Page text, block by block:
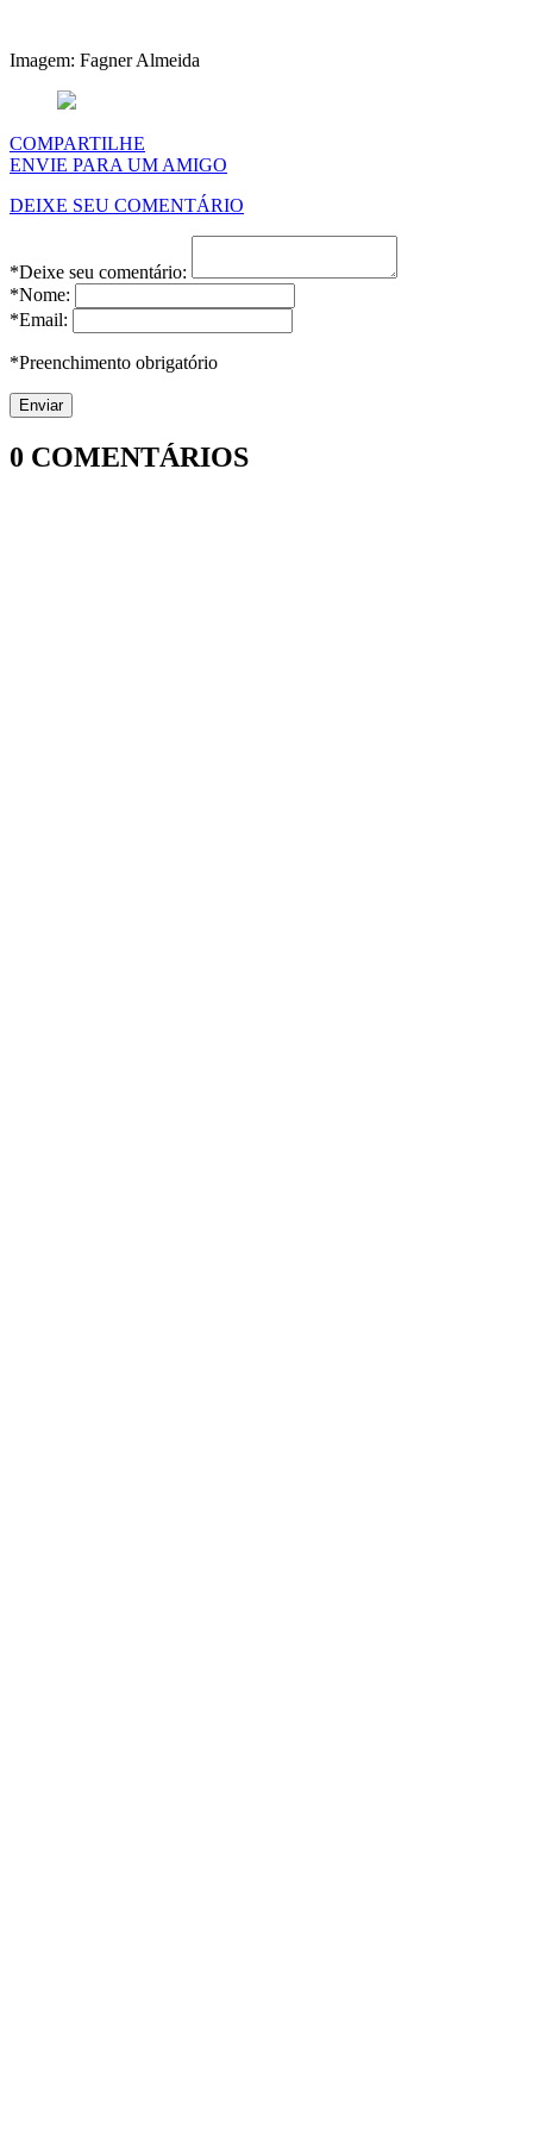
Imagem: Fagner Almeida
COMPARTILHE
ENVIE PARA UM AMIGO
DEIXE SEU COMENTÁRIO
*Deixe seu comentário:
*Nome:
*Email:
*Preenchimento obrigatório
0 COMENTÁRIOS